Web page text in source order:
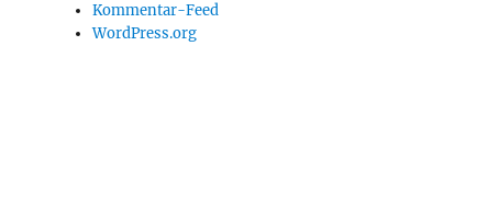
Kommentar-Feed
WordPress.org